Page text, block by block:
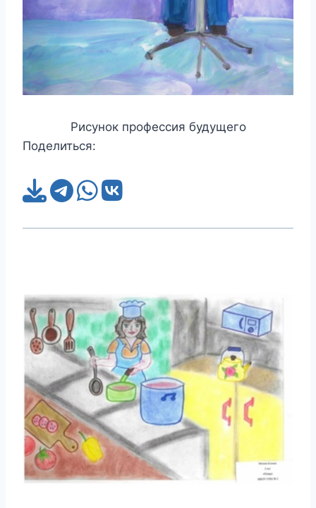
Рисунок профессия будущего
Поделиться: